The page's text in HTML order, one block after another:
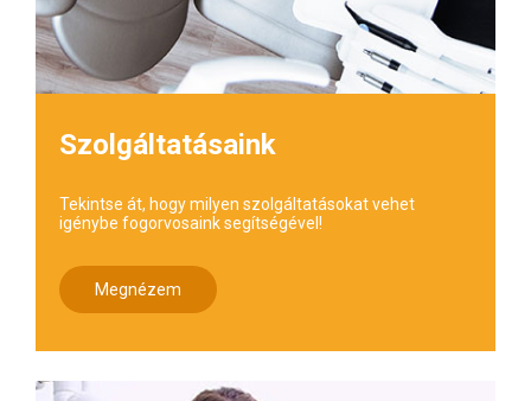
Szolgáltatásaink
Tekintse át, hogy milyen szolgáltatásokat vehet
igénybe fogorvosaink segítségével!
Megnézem